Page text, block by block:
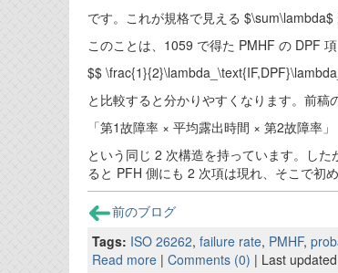
です。これが規格で見える $\sum\lambda$
このことは、1059 で得た PMHF の DPF 項
$$
と比較すると分かりやすくなります。前
「第1故障率 × 平均露出時間 × 第2故障率」
という同じ 2 次構造を持っています。し
ると PFH 側にも 2 次項は現れ、そこで初
前のブログ
Tags: ISO 26262, failure rate, PMHF,
Read more | Comments (0) | Last